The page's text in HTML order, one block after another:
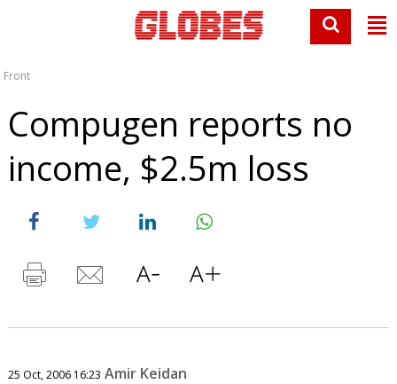
Front
Compugen reports no
income, $2.5m loss
25 Oct, 2006 16:23 Amir Keidan